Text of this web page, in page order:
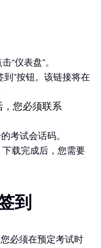
“仪表盘”。
到”按钮。该链接将在
您必须联系
考试会话码。
载完成后，您需要
到
必须在预定考试时